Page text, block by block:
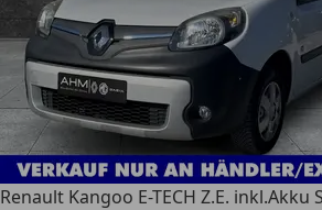
Renault Kangoo E-TECH Z.E. inkl.Akku